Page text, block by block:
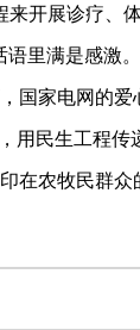
开展诊疗、
里满是感激。
家电网的爱
用民生工程
农牧民群众